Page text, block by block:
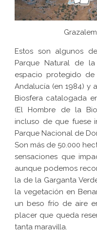
Estos son algunos
Parque Natural de la
espacio protegido
Andalucía (en 1984) y
Biosfera catalogada
(El Hombre de la
incluso de que fuese
Parque Nacional de
Son más de 50.000
sensaciones que
aunque podemos
la de la Garganta
la vegetación en
un beso frío de aire
placer que queda
tanta maravilla.